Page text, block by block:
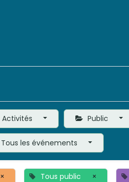
Activités Public
Tous les événements
× Tous public ×